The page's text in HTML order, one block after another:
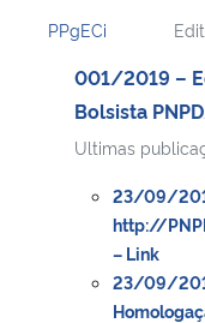
PPgECi
001/2019 –
Bolsista
Ultimas
23/09/
http://
– Link
23/09/